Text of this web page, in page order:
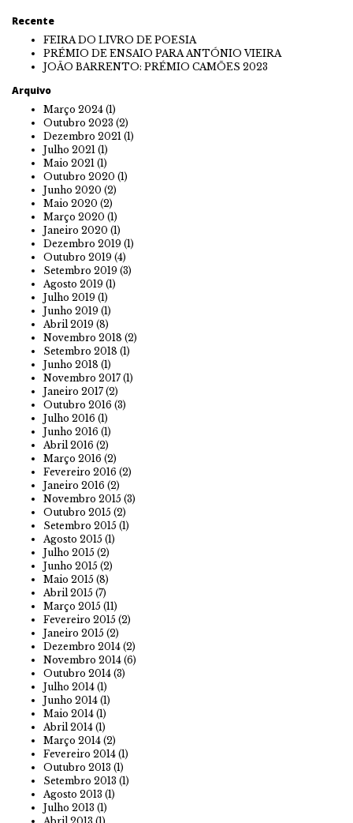
Recente
FEIRA DO LIVRO DE POESIA
PRÉMIO DE ENSAIO PARA ANTÓNIO VIEIRA
JOÃO BARRENTO: PRÉMIO CAMÕES 2023
Arquivo
Março 2024 (1)
Outubro 2023 (2)
Dezembro 2021 (1)
Julho 2021 (1)
Maio 2021 (1)
Outubro 2020 (1)
Junho 2020 (2)
Maio 2020 (2)
Março 2020 (1)
Janeiro 2020 (1)
Dezembro 2019 (1)
Outubro 2019 (4)
Setembro 2019 (3)
Agosto 2019 (1)
Julho 2019 (1)
Junho 2019 (1)
Abril 2019 (8)
Novembro 2018 (2)
Setembro 2018 (1)
Junho 2018 (1)
Novembro 2017 (1)
Janeiro 2017 (2)
Outubro 2016 (3)
Julho 2016 (1)
Junho 2016 (1)
Abril 2016 (2)
Março 2016 (2)
Fevereiro 2016 (2)
Janeiro 2016 (2)
Novembro 2015 (3)
Outubro 2015 (2)
Setembro 2015 (1)
Agosto 2015 (1)
Julho 2015 (2)
Junho 2015 (2)
Maio 2015 (8)
Abril 2015 (7)
Março 2015 (11)
Fevereiro 2015 (2)
Janeiro 2015 (2)
Dezembro 2014 (2)
Novembro 2014 (6)
Outubro 2014 (3)
Julho 2014 (1)
Junho 2014 (1)
Maio 2014 (1)
Abril 2014 (1)
Março 2014 (2)
Fevereiro 2014 (1)
Outubro 2013 (1)
Setembro 2013 (1)
Agosto 2013 (1)
Julho 2013 (1)